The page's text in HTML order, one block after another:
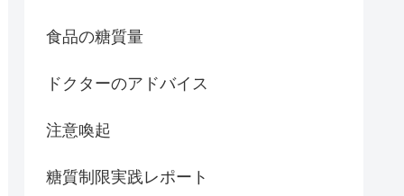
食品の糖質量
ドクターのアドバイス
注意喚起
糖質制限実践レポート